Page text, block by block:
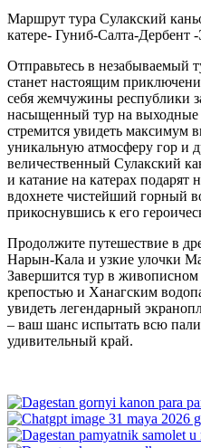
Маршрут тура Сулакский
катере- Гуниб-Салта-
Отправьтесь в незабываемый
станет настоящим
себя жемчужины республики
насыщенный тур на выходные
стремится увидеть максимум
уникальную атмосферу гор и
величественный Сулакский
и катание на катерах
вдохнете чистейший горный
прикоснувшись к его
Продолжите путешествие в
Нарын-Кала и узкие улочки
Завершится тур в
крепостью и Ханагским
увидеть легендарный
– ваш шанс испытать всю
удивительный край.